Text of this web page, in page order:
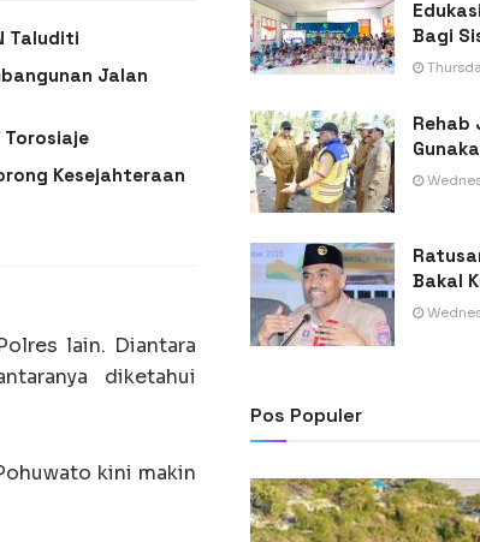
Taluditi
Jalan
Torosiaje
Kesejahteraan
lain. Diantara
diketahui
kini makin
Bagi
Rehab
Bakal
Pos Populer